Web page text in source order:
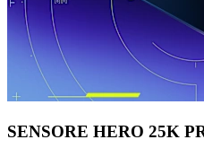
SENSORE HERO 25K